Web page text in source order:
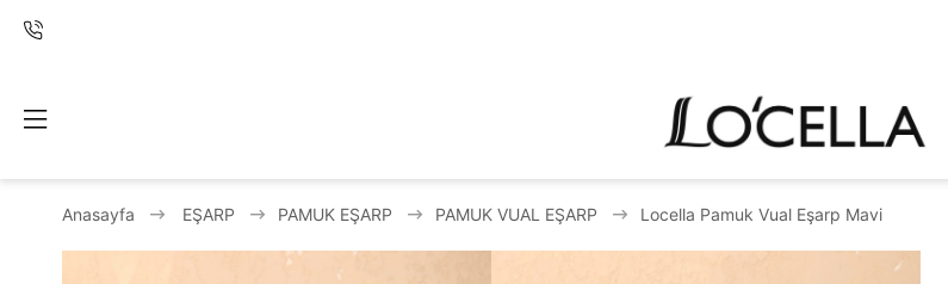
Anasayfa EŞARP PAMUK EŞARP PAMUK VUAL EŞARP Locella Pamuk Vual Eşarp Mavi